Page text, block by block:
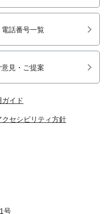
話番号一覧
見・ご提案
ガイド
クセシビリティ方針
号